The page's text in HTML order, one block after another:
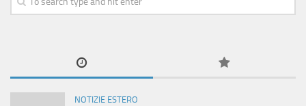
NOTIZIE ESTERO